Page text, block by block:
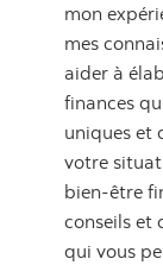
mon
mes
aider à
finances
uniques et
votre
bien-être
conseils et
qui vous